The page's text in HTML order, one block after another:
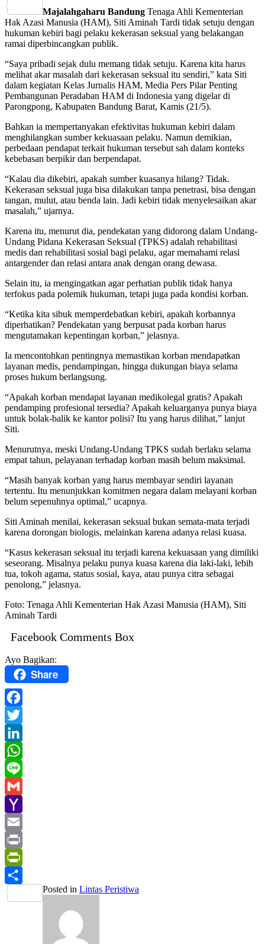
Share
Majalahgaharu Bandung Tenaga Ahli Kementerian
Hak Azasi Manusia (HAM), Siti Aminah Tardi tidak setuju dengan
hukuman kebiri bagi pelaku kekerasan seksual yang belakangan
ramai diperbincangkan publik.
“Saya pribadi sejak dulu memang tidak setuju. Karena kita harus
melihat akar masalah dari kekerasan seksual itu sendiri,” kata Siti
dalam kegiatan Kelas Jurnalis HAM, Media Pers Pilar Penting
Pembangunan Peradaban HAM di Indonesia yang digelar di
Parongpong, Kabupaten Bandung Barat, Kamis (21/5).
Bahkan ia mempertanyakan efektivitas hukuman kebiri dalam
menghilangkan sumber kekuasaan pelaku. Namun demikian,
perbedaan pendapat terkait hukuman tersebut sah dalam konteks
kebebasan berpikir dan berpendapat.
“Kalau dia dikebiri, apakah sumber kuasanya hilang? Tidak.
Kekerasan seksual juga bisa dilakukan tanpa penetrasi, bisa dengan
tangan, mulut, atau benda lain. Jadi kebiri tidak menyelesaikan akar
masalah,” ujarnya.
Karena itu, menurut dia, pendekatan yang didorong dalam Undang-
Undang Pidana Kekerasan Seksual (TPKS) adalah rehabilitasi
medis dan rehabilitasi sosial bagi pelaku, agar memahami relasi
antargender dan relasi antara anak dengan orang dewasa.
Selain itu, ia mengingatkan agar perhatian publik tidak hanya
terfokus pada polemik hukuman, tetapi juga pada kondisi korban.
“Ketika kita sibuk memperdebatkan kebiri, apakah korbannya
diperhatikan? Pendekatan yang berpusat pada korban harus
mengutamakan kepentingan korban,” jelasnya.
Ia mencontohkan pentingnya memastikan korban mendapatkan
layanan medis, pendampingan, hingga dukungan biaya selama
proses hukum berlangsung.
“Apakah korban mendapat layanan medikolegal gratis? Apakah
pendamping profesional tersedia? Apakah keluarganya punya biaya
untuk bolak-balik ke kantor polisi? Itu yang harus dilihat,” lanjut
Siti.
Menurutnya, meski Undang-Undang TPKS sudah berlaku selama
empat tahun, pelayanan terhadap korban masih belum maksimal.
“Masih banyak korban yang harus membayar sendiri layanan
tertentu. Itu menunjukkan komitmen negara dalam melayani korban
belum sepenuhnya optimal,” ucapnya.
Siti Aminah menilai, kekerasan seksual bukan semata-mata terjadi
karena dorongan biologis, melainkan karena adanya relasi kuasa.
“Kasus kekerasan seksual itu terjadi karena kekuasaan yang dimiliki
seseorang. Misalnya pelaku punya kuasa karena dia laki-laki, lebih
tua, tokoh agama, status sosial, kaya, atau punya citra sebagai
penolong,” jelasnya.
Foto: Tenaga Ahli Kementerian Hak Azasi Manusia (HAM), Siti
Aminah Tardi
Facebook Comments Box
Ayo Bagikan:
Share
Facebook
Twitter
LinkedIn
WhatsApp
Line
Gmail
Yahoo
Mail
Email
Print
PrintFriendly
Share
Posted in Lintas Peristiwa